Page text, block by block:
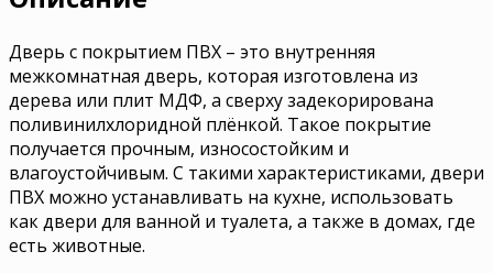
Дверь с покрытием ПВХ – это внутренняя
межкомнатная дверь, которая изготовлена из
дерева или плит МДФ, а сверху задекорирована
поливинилхлоридной плёнкой. Такое покрытие
получается прочным, износостойким и
влагоустойчивым. С такими характеристиками, двери
ПВХ можно устанавливать на кухне, использовать
как двери для ванной и туалета, а также в домах, где
есть животные.